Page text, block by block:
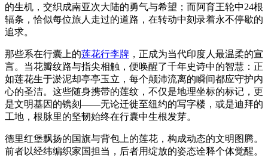
的生机，交织成南亚次大陆的勇气与希望；而阿育王轮中24根
辐条，恰似每位旅人走过的道路，在转动中刻录着永不停歇的
追求。
那些系在行囊上的莲花行李牌 ，正成为当代印度人最温柔的宣
言。当花瓣纹路与指尖相触，便唤醒了千年史诗中的智慧：正
如莲花生于淤泥却亭亭玉立，每个颠沛流离的瞬间都应守护内
心的圣洁。这些随身携带的莲纹，不仅是地理坐标的标记，更
是文明基因的镌刻——无论迁徙至纽约的写字楼，或是迪拜的
工地，根脉里的坚韧始终在行囊中生根发芽。
德里红堡飘扬的国旗与背包上的莲花，构成动态的文明图腾。
前者以经纬编织家国担当，后者用绽放的姿态诠释个体觉醒。